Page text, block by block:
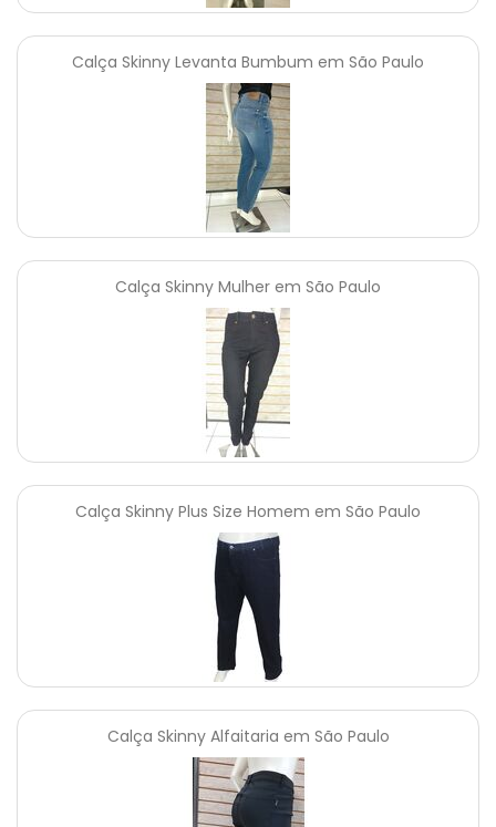
Calça Skinny Levanta Bumbum em São Paulo
Calça Skinny Mulher em São Paulo
Calça Skinny Plus Size Homem em São Paulo
Calça Skinny Alfaitaria em São Paulo